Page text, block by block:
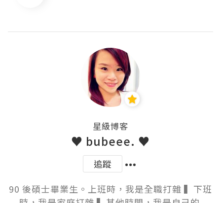
星級博客
♥ bubeee. ♥
追蹤
90 後碩士畢業生。上班時，我是全職打雜 ▍下班